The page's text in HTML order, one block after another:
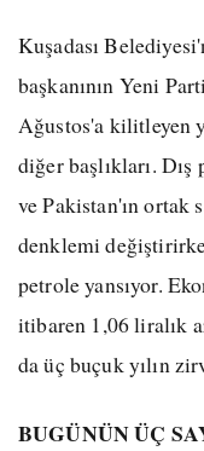
Kuşadası
başkanının Yeni
Ağustos'a kilitleyen
diğer başlıkları.
ve Pakistan'ın ortak
denklemi
petrole yansıyor.
itibaren 1,06 liralık
da üç buçuk yılın
BUGÜNÜN ÜÇ